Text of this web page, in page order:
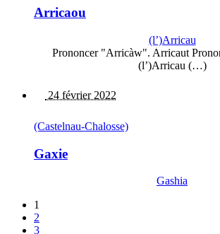
Arricaou
(l’)Arricau
Prononcer "Arricàw". Arricaut
(l’)Arricau (…)
24 février 2022
(Castelnau-Chalosse)
Gaxie
Gashia
1
2
3